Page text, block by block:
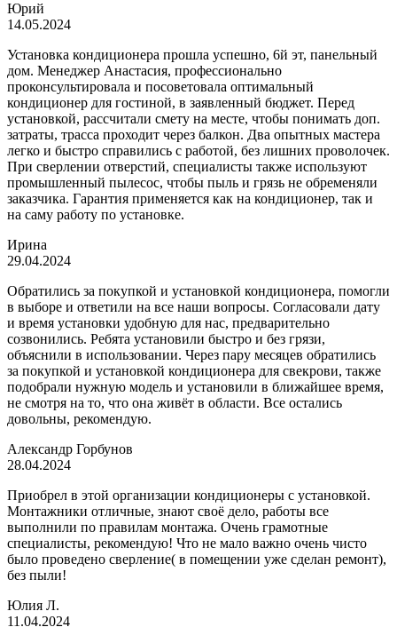
Юрий
14.05.2024
Установка кондиционера прошла успешно, 6й эт, панельный
дом. Менеджер Анастасия, профессионально
проконсультировала и посоветовала оптимальный
кондиционер для гостиной, в заявленный бюджет. Перед
установкой, рассчитали смету на месте, чтобы понимать доп.
затраты, трасса проходит через балкон. Два опытных мастера
легко и быстро справились с работой, без лишних проволочек.
При сверлении отверстий, специалисты также используют
промышленный пылесос, чтобы пыль и грязь не обременяли
заказчика. Гарантия применяется как на кондиционер, так и
на саму работу по установке.
Ирина
29.04.2024
Обратились за покупкой и установкой кондиционера, помогли
в выборе и ответили на все наши вопросы. Согласовали дату
и время установки удобную для нас, предварительно
созвонились. Ребята установили быстро и без грязи,
объяснили в использовании. Через пару месяцев обратились
за покупкой и установкой кондиционера для свекрови, также
подобрали нужную модель и установили в ближайшее время,
не смотря на то, что она живёт в области. Все остались
довольны, рекомендую.
Александр Горбунов
28.04.2024
Приобрел в этой организации кондиционеры с установкой.
Монтажники отличные, знают своё дело, работы все
выполнили по правилам монтажа. Очень грамотные
специалисты, рекомендую! Что не мало важно очень чисто
было проведено сверление( в помещении уже сделан ремонт),
без пыли!
Юлия Л.
11.04.2024